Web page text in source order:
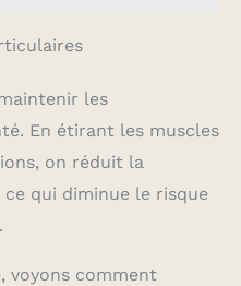
les
En étirant les muscles
on réduit la
qui diminue le risque
voyons comment